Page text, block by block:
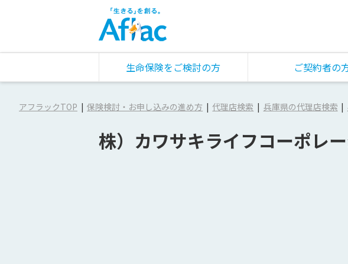
生命保険をご検討の方 ご契約者の
アフラックTOP 保険検討・お申し込みの進め方 代理店検索 兵庫県の代理店検索
株）カワサキライフコーポレ